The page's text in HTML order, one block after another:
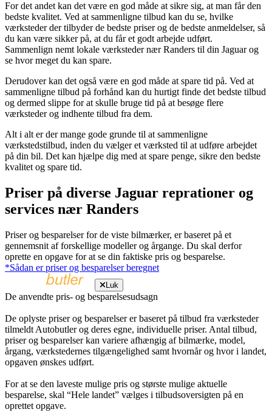
For det andet kan det være en god måde at sikre sig, at man får den
bedste kvalitet. Ved at sammenligne tilbud kan du se, hvilke
værksteder der tilbyder de bedste priser og de bedste anmeldelser, så
du kan være sikker på, at du får et godt arbejde udført.
Sammenlign nemt lokale værksteder nær Randers til din Jaguar og
se hvor meget du kan spare.
Derudover kan det også være en god måde at spare tid på. Ved at
sammenligne tilbud på forhånd kan du hurtigt finde det bedste tilbud
og dermed slippe for at skulle bruge tid på at besøge flere
værksteder og indhente tilbud fra dem.
Alt i alt er der mange gode grunde til at sammenligne
værkstedstilbud, inden du vælger et værksted til at udføre arbejdet
på din bil. Det kan hjælpe dig med at spare penge, sikre den bedste
kvalitet og spare tid.
Priser på diverse Jaguar reprationer og
services nær Randers
Priser og besparelser for de viste bilmærker, er baseret på et
gennemsnit af forskellige modeller og årgange. Du skal derfor
oprette en opgave for at se din faktiske pris og besparelse.
*Sådan er priser og besparelser beregnet
Luk
De anvendte pris- og besparelsesudsagn
De oplyste priser og besparelser er baseret på tilbud fra værksteder
tilmeldt Autobutler og deres egne, individuelle priser. Antal tilbud,
priser og besparelser kan variere afhængig af bilmærke, model,
årgang, værkstedernes tilgængelighed samt hvornår og hvor i landet,
opgaven ønskes udført.
For at se den laveste mulige pris og største mulige aktuelle
besparelse, skal “Hele landet” vælges i tilbudsoversigten på en
oprettet opgave.